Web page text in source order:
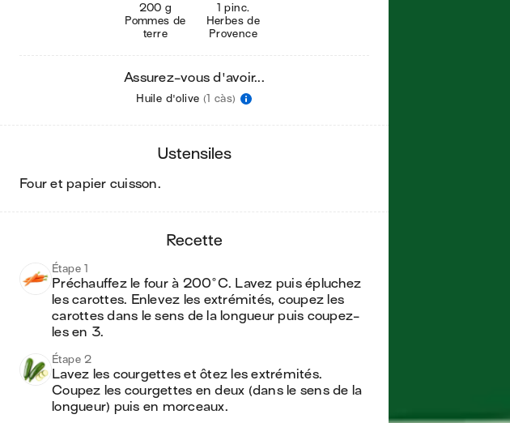
200 g
Pommes de
terre
1 pinc.
Herbes de
Provence
Assurez-vous d'avoir...
Huile d'olive (1 càs)
ustensiles
four et papier cuisson.
recette
Étape 1
Préchauffez le four à 200°C. Lavez puis épluchez
les carottes. Enlevez les extrémités, coupez les
carottes dans le sens de la longueur puis coupez-
les en 3.
Étape 2
Lavez les courgettes et ôtez les extrémités.
Coupez les courgettes en deux (dans le sens de la
longueur) puis en morceaux.